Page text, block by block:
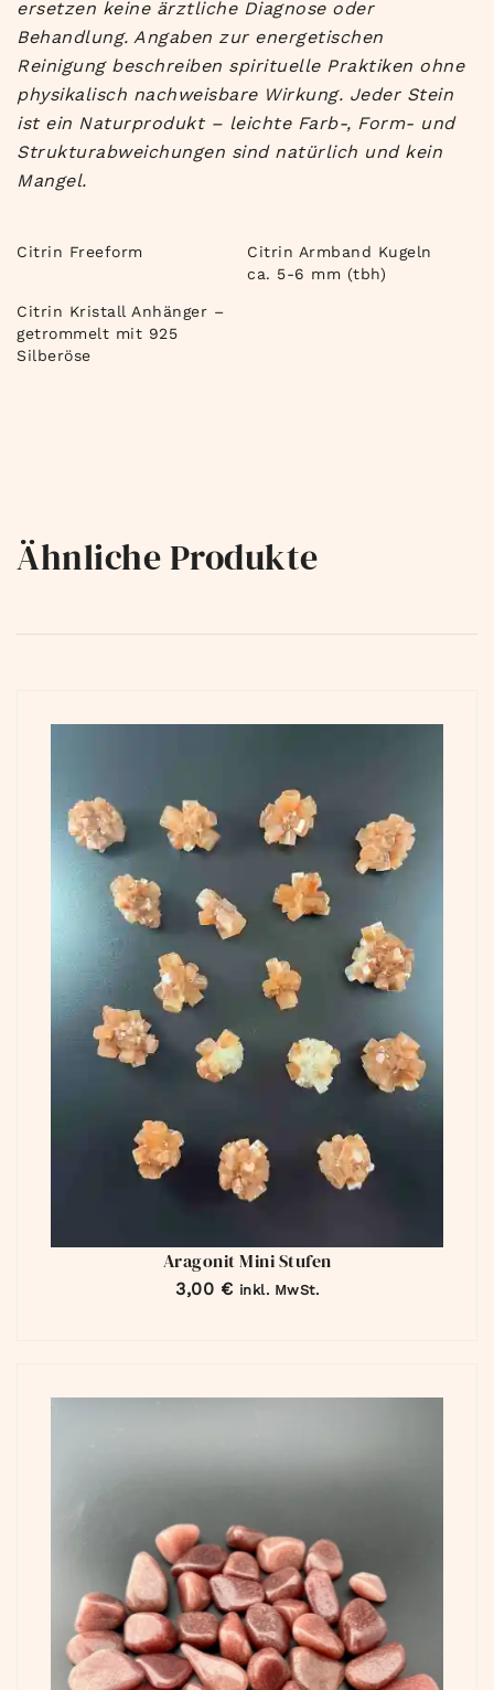
ersetzen keine ärztliche Diagnose oder
Behandlung. Angaben zur energetischen
Reinigung beschreiben spirituelle Praktiken ohne
physikalisch nachweisbare Wirkung. Jeder Stein
ist ein Naturprodukt – leichte Farb-, Form- und
Strukturabweichungen sind natürlich und kein
Mangel.
Citrin Freeform
Citrin Armband Kugeln
ca. 5-6 mm (tbh)
Citrin Kristall Anhänger –
getrommelt mit 925
Silberöse
Ähnliche Produkte
Aragonit Mini Stufen
3,00 € inkl. MwSt.